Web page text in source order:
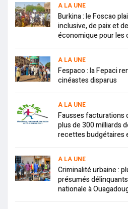
A LA UNE
Burkina : le Foscao
inclusive, de paix et
économique pour les
A LA UNE
Fespaco : la Fepaci
cinéastes disparus
A LA UNE
Fausses facturations
plus de 300 milliards
recettes budgétaires
A LA UNE
Criminalité urbaine :
présumés
nationale à